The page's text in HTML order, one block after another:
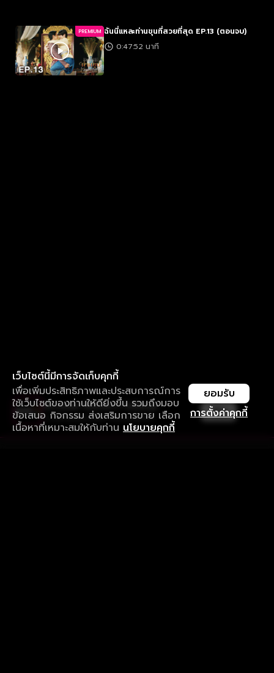
PREMIUM ฉันนี่แหละท่านขุนที่สวยที่สุด EP.13 (ตอนจบ)
0:47:52 นาที
เว็บไซต์นี้มีการจัดเก็บคุกกี้
เพื่อเพิ่มประสิทธิภาพและประสบการณ์การ
ใช้เว็บไซต์ของท่านให้ดียิ่งขึ้น รวมถึงมอบ
ข้อเสนอ กิจกรรม ส่งเสริมการขาย เลือก
เนื้อหาที่เหมาะสมให้กับท่าน นโยบายคุกกี้
การตั้งค่าคุกกี้
ยอมรับ
ใช้งานแอป ลื่นไหลกว่า ไม่มีสะดุด
ดาวน์โหลดแอปเพื่อการรับชมที่ดีกว่า เปิด